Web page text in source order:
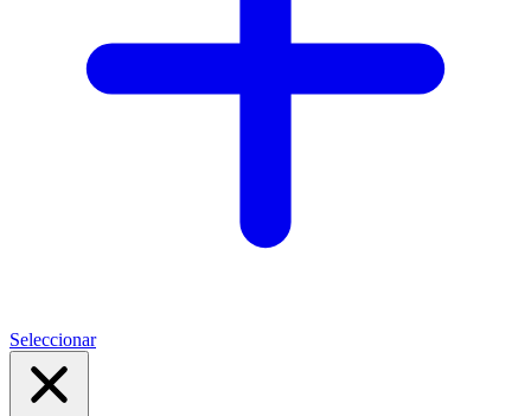
Seleccionar